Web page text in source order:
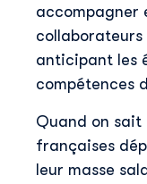
accompagner
anticipant les
compétences
Quand on sait
françaises
leur masse